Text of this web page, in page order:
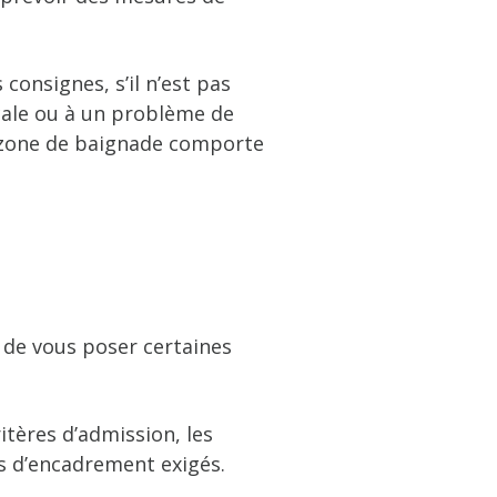
s’il n’est pas
ou à un problème de
de baignade comporte
vous poser certaines
d’admission, les
exigés.